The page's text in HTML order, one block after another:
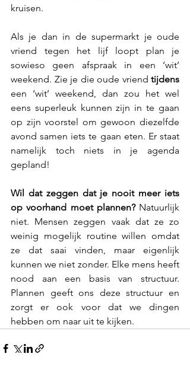
kruisen.
Als je dan in de supermarkt je oude
vriend tegen het lijf loopt plan je
sowieso geen afspraak in een ‘wit’
weekend. Zie je die oude vriend tijdens
een ‘wit’ weekend, dan zou het wel
eens superleuk kunnen zijn in te gaan
op zijn voorstel om gewoon diezelfde
avond samen iets te gaan eten. Er staat
namelijk toch niets in je agenda
gepland!
Wil dat zeggen dat je nooit meer iets
op voorhand moet plannen? Natuurlijk
niet. Mensen zeggen vaak dat ze zo
weinig mogelijk routine willen omdat
ze dat saai vinden, maar eigenlijk
kunnen we niet zonder. Elke mens heeft
nood aan een basis van structuur.
Plannen geeft ons deze structuur en
zorgt er ook voor dat we dingen
hebben om naar uit te kijken.